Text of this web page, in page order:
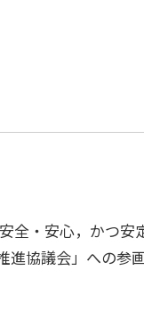
全・安心，かつ
進協議会」への参